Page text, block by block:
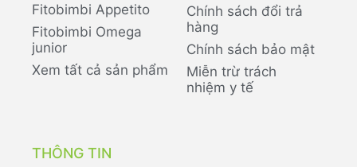
Fitobimbi Appetito
Fitobimbi Omega
junior
Xem tất cả sản phẩm
Chính sách đổi trả
hàng
Chính sách bảo mật
Miễn trừ trách
nhiệm y tế
THÔNG TIN